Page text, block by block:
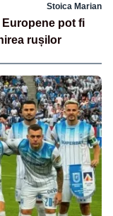
Stoica Marian
Europene pot fi
rușilor